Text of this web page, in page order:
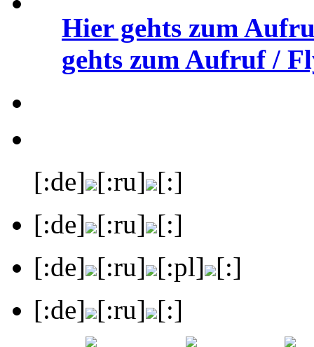
Hier gehts zum
gehts zum Aufruf /
[:de] [:ru] [:]
[:de] [:ru] [:]
[:de] [:ru] [:pl] [:]
[:de] [:ru] [:]